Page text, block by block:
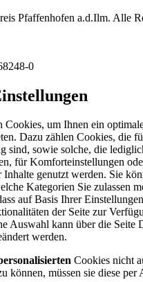
Pfaffenhofen a.d.Ilm. Alle
0
Cookies, um Ihnen ein
Dazu zählen Cookies, die
sind, sowie solche, die
für Komforteinstellungen
Inhalte genutzt werden. Sie
Kategorien Sie zulassen
auf Basis Ihrer
der Seite zur
Auswahl kann über die Seite
werden.
Cookies nicht
können, müssen sie diese per